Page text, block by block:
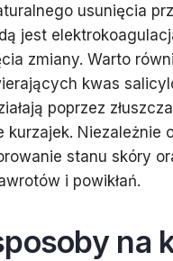
usunięcia
jest
zmiany. Warto
kwas
poprzez
Niezależnie
stanu skóry
i powikłań.
na